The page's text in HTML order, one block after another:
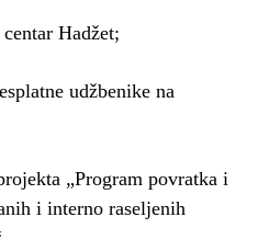
Hadžet;
udžbenike na
„Program povratka i
i interno raseljenih